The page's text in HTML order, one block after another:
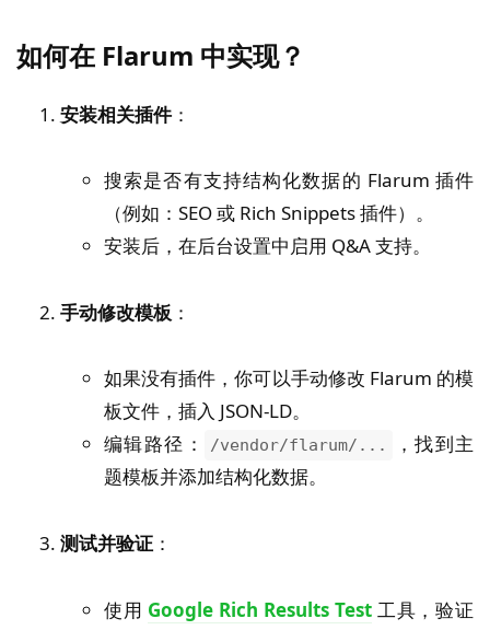
如何在 Flarum 中实现？
安装相关插件 ：
搜索是否有支持结构化数据的 Flarum 插件
（例如：SEO 或 Rich Snippets 插件）。
安装后，在后台设置中启用 Q&A 支持。
手动修改模板 ：
如果没有插件，你可以手动修改 Flarum 的模
板文件，插入 JSON-LD。
编辑路径：
/vendor/flarum/...
，找到主
题模板并添加结构化数据。
测试并验证 ：
使用 Google Rich Results Test工具，验证